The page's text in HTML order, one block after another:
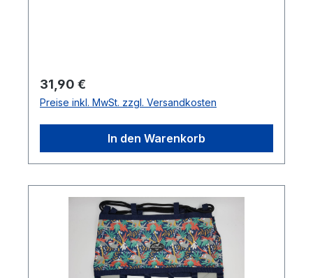
BaumwolleUntermaterial: 80 % Polyester,
20 % BaumwolleFüllung: 100 % Polyester
Regulärer Preis:
31,90 €
Preise inkl. MwSt. zzgl. Versandkosten
In den Warenkorb